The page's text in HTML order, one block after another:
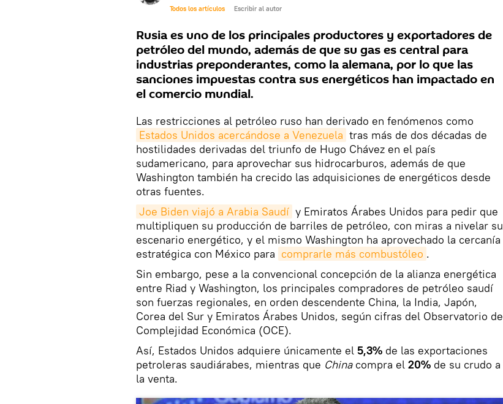
Todos los artículos Escribir al autor
Rusia es uno de los principales productores y exportadores de
petróleo del mundo, además de que su gas es central para
industrias preponderantes, como la alemana, por lo que las
sanciones impuestas contra sus energéticos han impactado en
el comercio mundial.
Las restricciones al petróleo ruso han derivado en fenómenos como
Estados Unidos acercándose a Venezuela tras más de dos décadas de
hostilidades derivadas del triunfo de Hugo Chávez en el país
sudamericano, para aprovechar sus hidrocarburos, además de que
Washington también ha crecido las adquisiciones de energéticos desde
otras fuentes.
Joe Biden viajó a Arabia Saudí y Emiratos Árabes Unidos para pedir que
multipliquen su producción de barriles de petróleo, con miras a nivelar su
escenario energético, y el mismo Washington ha aprovechado la cercanía
estratégica con México para comprarle más combustóleo .
Sin embargo, pese a la convencional concepción de la alianza energética
entre Riad y Washington, los principales compradores de petróleo saudí
son fuerzas regionales, en orden descendente China, la India, Japón,
Corea del Sur y Emiratos Árabes Unidos, según cifras del Observatorio de
Complejidad Económica (OCE).
Así, Estados Unidos adquiere únicamente el 5,3% de las exportaciones
petroleras saudiárabes, mientras que Chinacompra el 20% de su crudo a
la venta.